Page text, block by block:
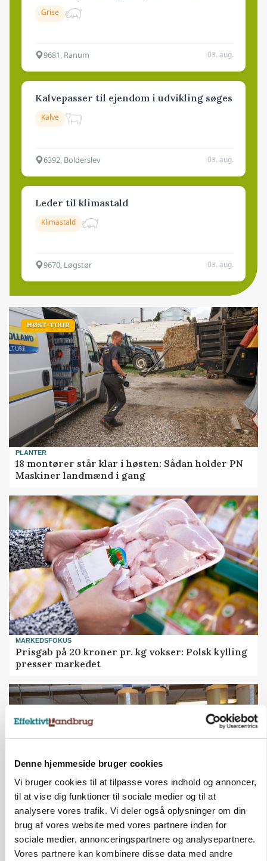
Denne hjemmeside bruger cookies
Vi bruger cookies til at tilpasse vores indhold og annoncer,
til at vise dig funktioner til sociale medier og til at
analysere vores trafik. Vi deler også oplysninger om din
brug af vores website med vores partnere inden for
sociale medier, annonceringspartnere og analysepartnere.
Vores partnere kan kombinere disse data med andre
Grise
9681, Ranum 03. aug.
Kalvepasser til ejendom i udvikling søges
Kalve
6392, Bolderslev 03. aug.
Leder til klimastald
Klimastald
9670, Løgstør 03. aug.
HØST-TOUR
PLANTER
18 montører står klar i høsten: Sådan holder PN
Maskiner landmænd i gang
MARKEDSFOKUS
Prisgab på 20 kroner pr. kg vokser: Polsk kylling
presser markedet
GRISE
Rådgiver om DB-Tjek: Små justeringer kan give
store besparelser